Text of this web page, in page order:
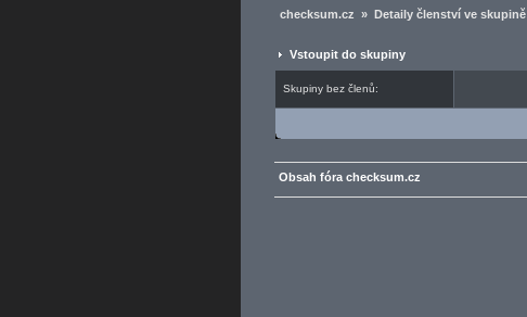
checksum.cz » Detaily členství ve skupině
Vstoupit do skupiny
Skupiny bez členů:
Obsah fóra checksum.cz